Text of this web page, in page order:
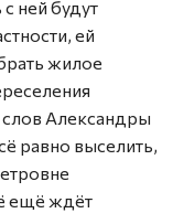
ней будут
ей
жилое
Александры
равно выселить,
ещё ждёт